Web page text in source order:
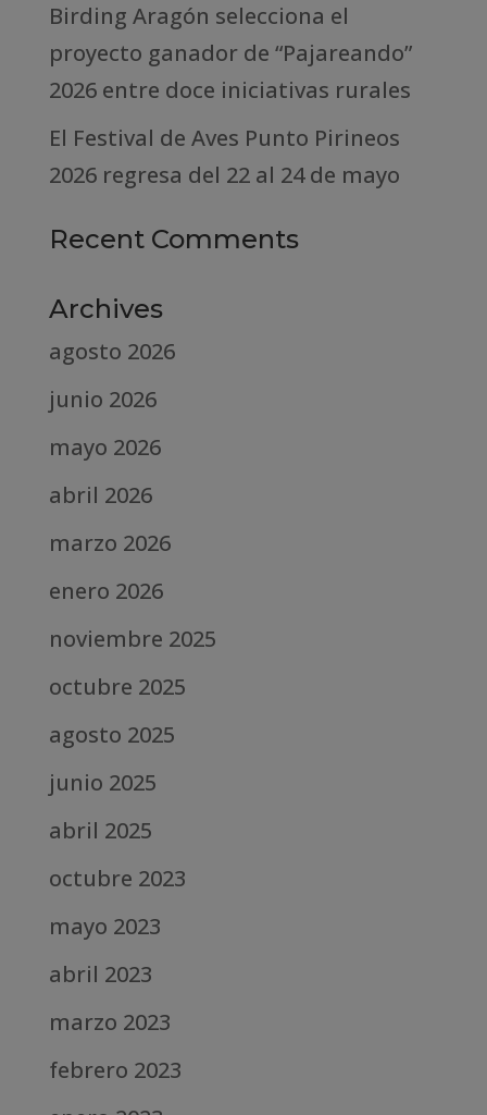
Birding Aragón selecciona el
proyecto ganador de “Pajareando”
2026 entre doce iniciativas rurales
El Festival de Aves Punto Pirineos
2026 regresa del 22 al 24 de mayo
Recent Comments
Archives
agosto 2026
junio 2026
mayo 2026
abril 2026
marzo 2026
enero 2026
noviembre 2025
octubre 2025
agosto 2025
junio 2025
abril 2025
octubre 2023
mayo 2023
abril 2023
marzo 2023
febrero 2023